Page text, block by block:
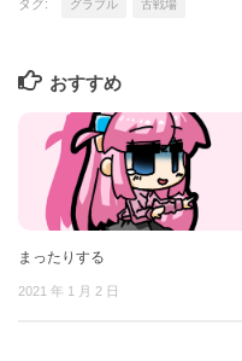
タグ: グラブル 古戦場
おすすめ
まったりする
2021 年 1 月 2 日